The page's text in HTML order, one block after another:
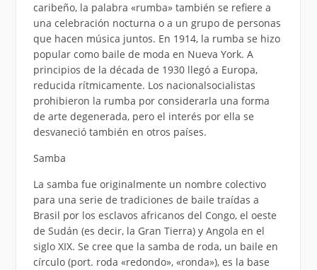
caribeño, la palabra «rumba» también se refiere a
una celebración nocturna o a un grupo de personas
que hacen música juntos. En 1914, la rumba se hizo
popular como baile de moda en Nueva York. A
principios de la década de 1930 llegó a Europa,
reducida rítmicamente. Los nacionalsocialistas
prohibieron la rumba por considerarla una forma
de arte degenerada, pero el interés por ella se
desvaneció también en otros países.
Samba
La samba fue originalmente un nombre colectivo
para una serie de tradiciones de baile traídas a
Brasil por los esclavos africanos del Congo, el oeste
de Sudán (es decir, la Gran Tierra) y Angola en el
siglo XIX. Se cree que la samba de roda, un baile en
círculo (port. roda «redondo», «ronda»), es la base